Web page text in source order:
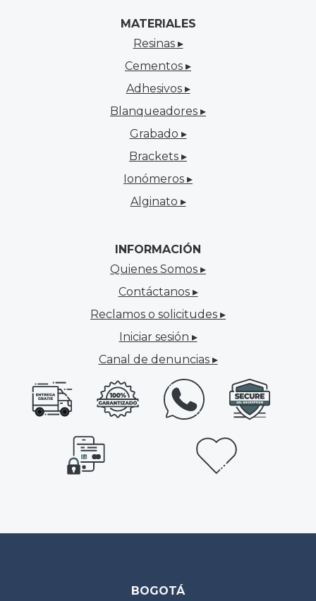
MATERIALES
Resinas ▸
Cementos ▸
Adhesivos ▸
Blanqueadores ▸
Grabado ▸
Brackets ▸
Ionómeros ▸
Alginato ▸
INFORMACIÓN
Quienes Somos ▸
Contáctanos ▸
Reclamos o solicitudes ▸
Iniciar sesión ▸
Canal de denuncias ▸
BOGOTÁ